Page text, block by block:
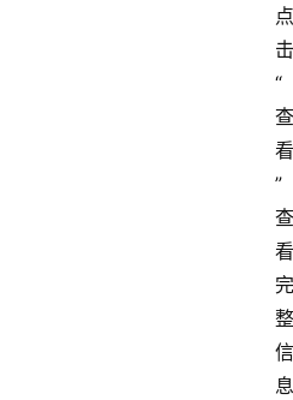
点
击
“
查
看
”
查
看
完
整
信
息